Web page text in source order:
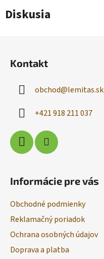
Diskusia
Kontakt
obchod@lemitas.sk
+421 918 211 037
Informácie pre vás
Obchodné podmienky
Reklamačný poriadok
Ochrana osobných údajov
Doprava a platba